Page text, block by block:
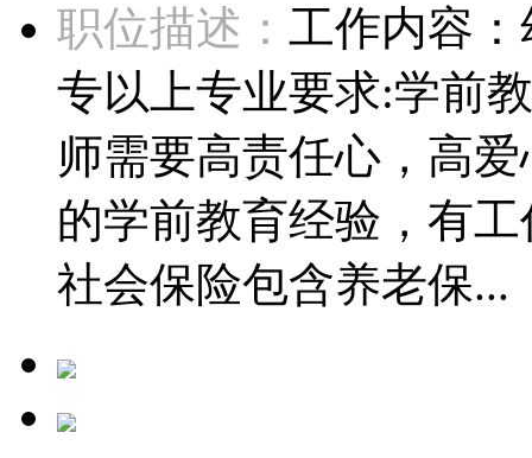
职位描述： 工作内容
专以上专业要求:学前
师需要高责任心，高
的学前教育经验，有
社会保险包含养老保...